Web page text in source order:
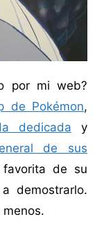
por mi web?
de Pokémon,
dedicada y
de sus
de su
demostrarlo.